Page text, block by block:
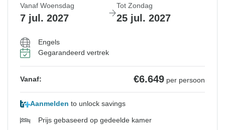
Vanaf Woensdag
7 jul. 2027
Tot Zondag
25 jul. 2027
Engels
Gegarandeerd vertrek
Vanaf: €6.649 per persoon
Aanmelden to unlock savings
Prijs gebaseerd op gedeelde kamer